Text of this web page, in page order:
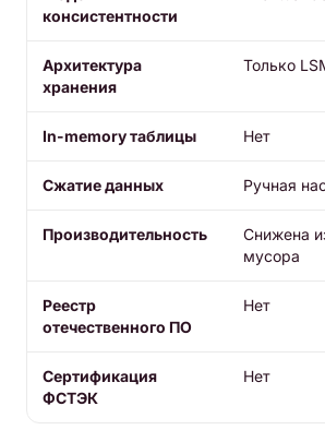
консистентности
Архитектура
хранения
Только
In-memory таблицы Нет
Сжатие данных Ручная
Производительность
Снижена
мусора
Реестр
отечественного ПО
Нет
Сертификация
ФСТЭК
Нет